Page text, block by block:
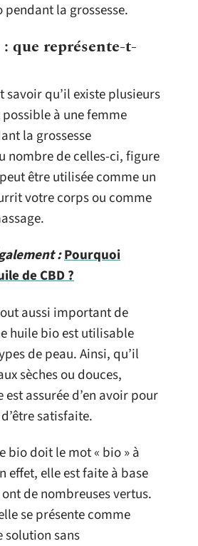
pendant la grossesse.
que représente-t-
savoir qu’il existe plusieurs
à une femme
la grossesse
nombre de celles-ci, figure
être utilisée comme un
votre corps ou comme
:Pourquoi
de CBD ?
aussi important de
huile bio est utilisable
de peau. Ainsi, qu’il
sèches ou douces,
assurée d’en avoir pour
satisfaite.
bio doit le mot « bio » à
effet, elle est faite à base
de nombreuses vertus.
se présente comme
solution sans